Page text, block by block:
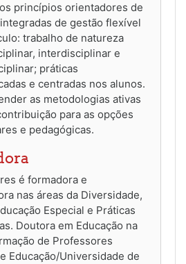
princípios orientadores de
de gestão flexível
trabalho de natureza
interdisciplinar e
práticas
e centradas nos alunos.
as metodologias ativas
para as opções
e pedagógicas.
é formadora e
nas áreas da Diversidade,
Especial e Práticas
Doutora em Educação na
de Professores
Educação/Universidade de